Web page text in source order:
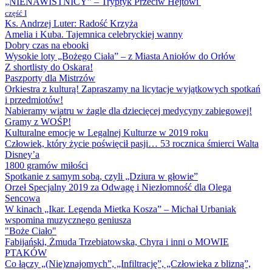
część I
Ks. Andrzej Luter: Radość Krzyża
Amelia i Kuba. Tajemnica celebryckiej wanny
Dobry czas na ebooki
Wysokie loty „Bożego Ciała” – z Miasta Aniołów do Orłów
Z shortlisty do Oskara!
Paszporty dla Mistrzów
Orkiestra z kulturą! Zapraszamy na licytacje wyjątkowych spotkań
i przedmiotów!
Nabieramy wiatru w żagle dla dziecięcej medycyny zabiegowej!
Gramy z WOŚP!
Kulturalne emocje w Legalnej Kulturze w 2019 roku
Człowiek, który życie poświęcił pasji… 53 rocznica śmierci Walta
Disney’a
1800 gramów miłości
Spotkanie z samym sobą, czyli „Dziura w głowie”
Orzeł Specjalny 2019 za Odwagę i Niezłomność dla Olega
Sencowa
W kinach „Ikar. Legenda Mietka Kosza” – Michał Urbaniak
wspomina muzycznego geniusza
"Boże Ciało"
Fabijański, Żmuda Trzebiatowska, Chyra i inni o MOWIE
PTAKÓW
Co łączy „(Nie)znajomych”, „Infiltrację”, „Człowieka z blizną”,